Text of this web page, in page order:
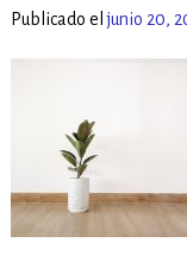
Publicado eljunio 20,